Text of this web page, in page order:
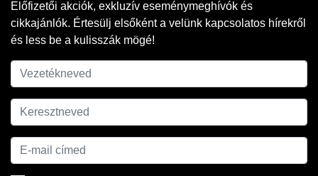
Előfizetői akciók, exkluzív eseménymeghívók és
cikkajánlók. Értesülj elsőként a velünk kapcsolatos hírekről
és less be a kulisszák mögé!